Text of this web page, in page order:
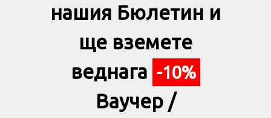
нашия Бюлетин и
ще вземете
веднага -10%
Ваучер /